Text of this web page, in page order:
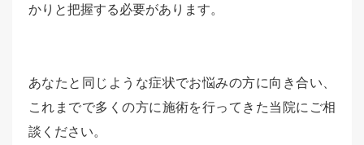
かりと把握する必要があります。
あなたと同じような症状でお悩みの方に向き合い、
これまでで多くの方に施術を行ってきた当院にご相
談ください。